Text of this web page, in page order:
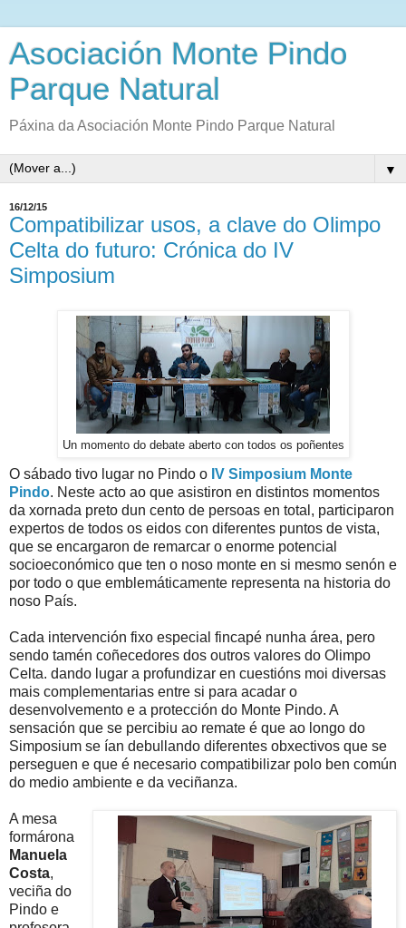
Asociación Monte Pindo
Parque Natural
Páxina da Asociación Monte Pindo Parque Natural
▼
16/12/15
Compatibilizar usos, a clave do Olimpo
Celta do futuro: Crónica do IV
Simposium
Un momento do debate aberto con todos os poñentes
O sábado tivo lugar no Pindo o IV Simposium Monte
Pindo. Neste acto ao que asistiron en distintos momentos
da xornada preto dun cento de persoas en total, participaron
expertos de todos os eidos con diferentes puntos de vista,
que se encargaron de remarcar o enorme potencial
socioeconómico que ten o noso monte en si mesmo senón e
por todo o que emblemáticamente representa na historia do
noso País.
Cada intervención fixo especial fincapé nunha área, pero
sendo tamén coñecedores dos outros valores do Olimpo
Celta. dando lugar a profundizar en cuestións moi diversas
mais complementarias entre si para acadar o
desenvolvemento e a protección do Monte Pindo. A
sensación que se percibiu ao remate é que ao longo do
Simposium se ían debullando diferentes obxectivos que se
perseguen e que é necesario compatibilizar polo ben común
do medio ambiente e da veciñanza.
A mesa
formárona
Manuela
Costa,
veciña do
Pindo e